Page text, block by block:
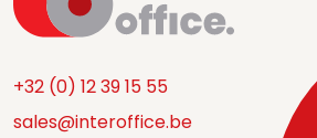
+32 (0) 12 39 15 55
sales@interoffice.be